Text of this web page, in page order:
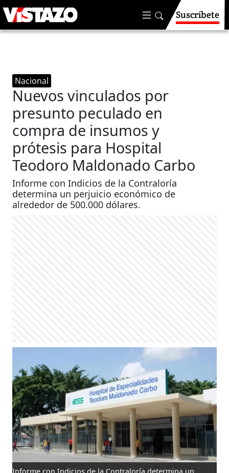
Suscríbete
Nacional
Nuevos vinculados por
presunto peculado en
compra de insumos y
prótesis para Hospital
Teodoro Maldonado Carbo
Informe con Indicios de la Contraloría
determina un perjuicio económico de
alrededor de 500.000 dólares.